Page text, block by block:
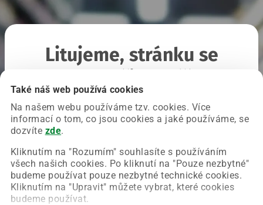
Také náš web používá cookies
Na našem webu používáme tzv. cookies. Více
informací o tom, co jsou cookies a jaké používáme, se
dozvíte zde.
Kliknutím na "Rozumím" souhlasíte s používáním
všech našich cookies. Po kliknutí na "Pouze nezbytné"
budeme používat pouze nezbytné technické cookies.
Kliknutím na "Upravit" můžete vybrat, které cookies
budeme používat.
Litujeme, stránku se
Chyba nastala na naší straně a už ji opravujeme.
Zkuste prosím znovu načíst požadovanou stránku.
Obnovit stránku Úvodní strana